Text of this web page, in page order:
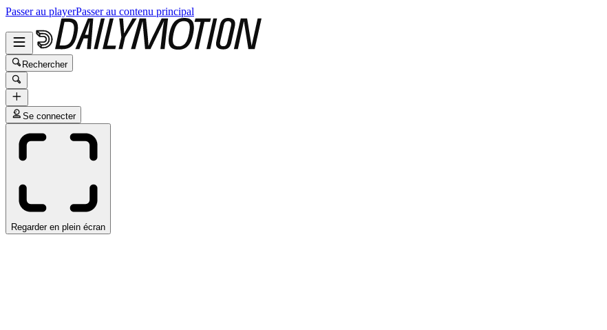
Passer au playerPasser au contenu principal
Rechercher
Se connecter
Regarder en plein écran